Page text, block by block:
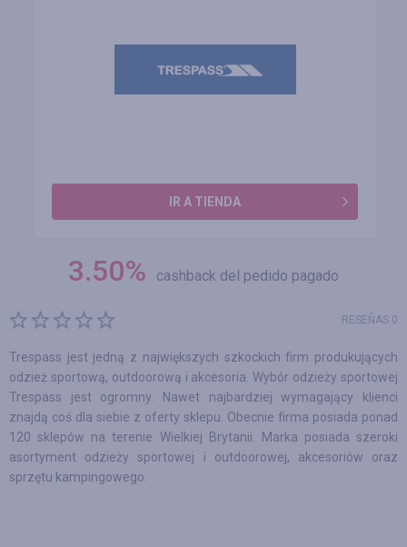
IR A TIENDA
3.50% cashback del pedido pagado
RESEÑAS 0
Trespass jest jedną z największych szkockich firm produkujących
odzież sportową, outdoorową i akcesoria. Wybór odzieży sportowej
Trespass jest ogromny. Nawet najbardziej wymagający klienci
znajdą coś dla siebie z oferty sklepu. Obecnie firma posiada ponad
120 sklepów na terenie Wielkiej Brytanii. Marka posiada szeroki
asortyment odzieży sportowej i outdoorowej, akcesoriów oraz
sprzętu kampingowego.